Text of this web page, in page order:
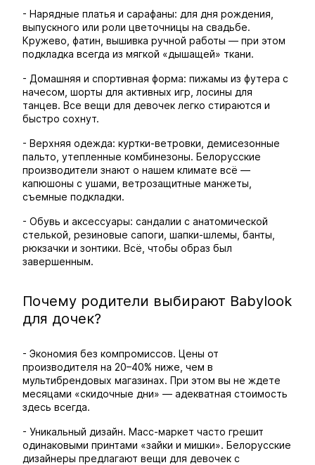
- Нарядные платья и сарафаны: для дня рождения,
выпускного или роли цветочницы на свадьбе.
Кружево, фатин, вышивка ручной работы — при этом
подкладка всегда из мягкой «дышащей» ткани.
- Домашняя и спортивная форма: пижамы из футера с
начесом, шорты для активных игр, лосины для
танцев. Все вещи для девочек легко стираются и
быстро сохнут.
- Верхняя одежда: куртки-ветровки, демисезонные
пальто, утепленные комбинезоны. Белорусские
производители знают о нашем климате всё —
капюшоны с ушами, ветрозащитные манжеты,
съемные подкладки.
- Обувь и аксессуары: сандалии с анатомической
стелькой, резиновые сапоги, шапки-шлемы, банты,
рюкзачки и зонтики. Всё, чтобы образ был
завершенным.
Почему родители выбирают Babylook
для дочек?
- Экономия без компромиссов. Цены от
производителя на 20–40% ниже, чем в
мультибрендовых магазинах. При этом вы не ждете
месяцами «скидочные дни» — адекватная стоимость
здесь всегда.
- Уникальный дизайн. Масс-маркет часто грешит
одинаковыми принтами «зайки и мишки». Белорусские
дизайнеры предлагают вещи для девочек с